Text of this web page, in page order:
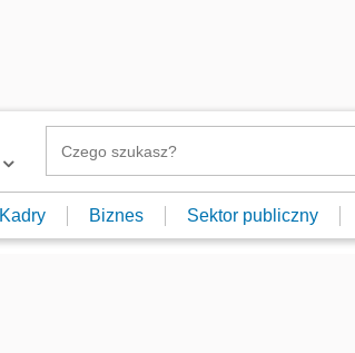
Kadry Biznes Sektor publiczny